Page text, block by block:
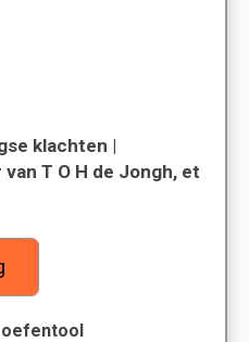
klachten |
T O H de Jongh, et
oefentool